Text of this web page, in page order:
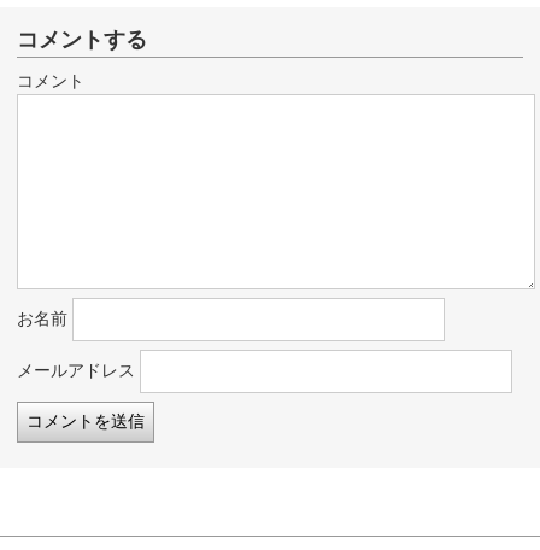
コメントする
コメント
お名前
メールアドレス